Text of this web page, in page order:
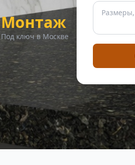
Монтаж
Под ключ в Москве